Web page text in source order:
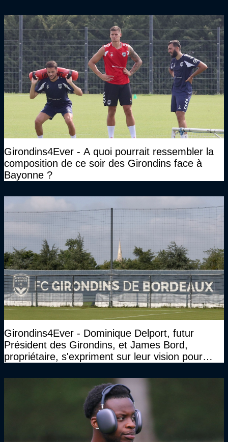
Girondins4Ever - A quoi pourrait ressembler la
composition de ce soir des Girondins face à
Bayonne ?
Girondins4Ever - Dominique Delport, futur
Président des Girondins, et James Bord,
propriétaire, s'expriment sur leur vision pour